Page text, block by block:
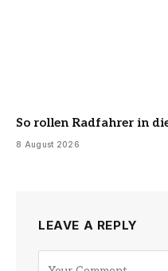
So rollen Radfahrer in
8 August 2026
LEAVE A REPLY